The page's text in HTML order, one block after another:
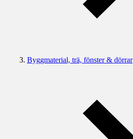
Byggmaterial, trä, fönster & dörrar